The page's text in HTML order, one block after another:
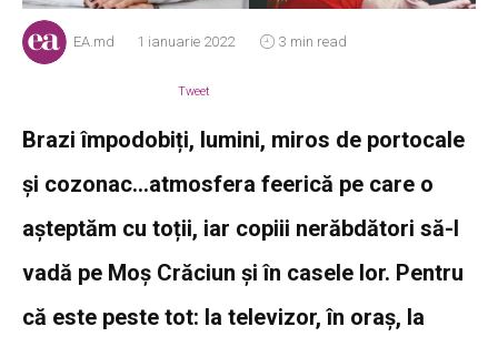
EA.md 1 ianuarie 2022 3 min read
Tweet
Brazi împodobiți, lumini, miros de portocale
și cozonac…atmosfera feerică pe care o
așteptăm cu toții, iar copiii nerăbdători să-l
vadă pe Moș Crăciun și în casele lor. Pentru
că este peste tot: la televizor, în oraș, la